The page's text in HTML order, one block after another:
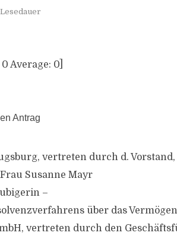
0 Average: 0
Antrag
vertreten durch d.
Susanne Mayr
–
über das
vertreten durch den